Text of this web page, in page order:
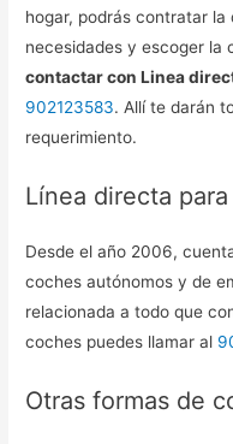
hogar, podrás contratar
necesidades y escoger la
contactar con Linea
902123583. Allí te darán
requerimiento.
Línea directa
Desde el año 2006,
coches autónomos y de
relacionada a todo que
coches puedes llamar al
Otras formas de